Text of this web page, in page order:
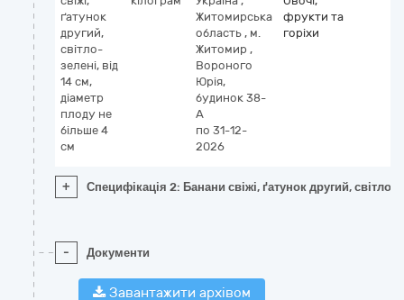
ґатунок
другий,
світло-
зелені, від
14 см,
діаметр
плоду не
більше 4
см
Житомирська
область , м.
Житомир ,
Вороного
Юрія,
будинок 38-
А
по 31-12-
2026
фрукти та
горіхи
+ Специфікація 2: Банани свіжі, ґатунок другий,
- Документи
Завантажити архівом